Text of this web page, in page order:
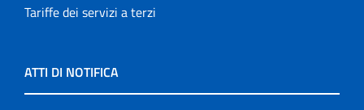
Tariffe dei servizi a terzi
ATTI DI NOTIFICA